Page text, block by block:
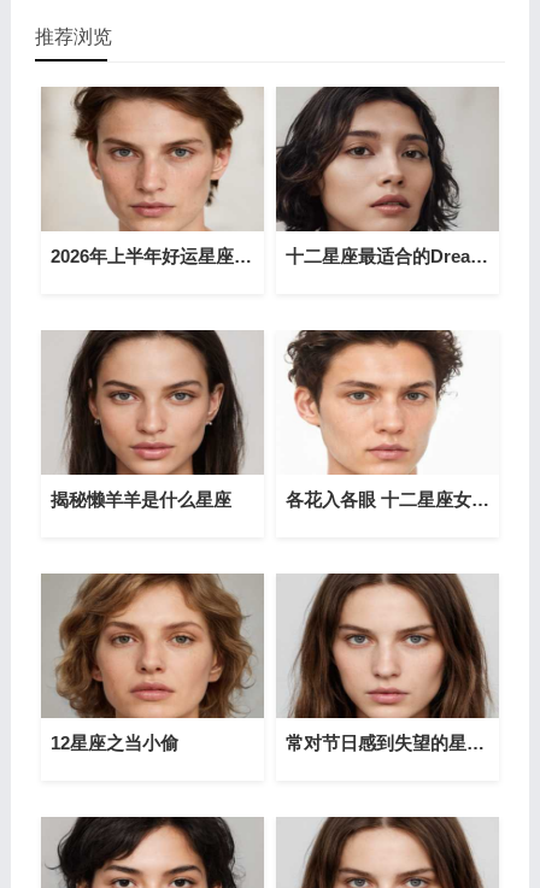
推荐浏览
2026年上半年好运星座 横财如雨一路发 十二星座最适合的Dream house在哪？
揭秘懒羊羊是什么星座 各花入各眼 十二星座女最喜欢哪种男人
12星座之当小偷 常对节日感到失望的星座女